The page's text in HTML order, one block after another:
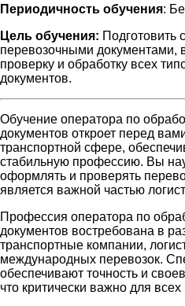
Периодичность обучения:
Цель обучения: Подготовить
перевозочными документами,
проверку и обработку всех
документов.
Обучение оператора по
документов откроет перед
транспортной сфере,
стабильную профессию. Вы
оформлять и проверять
является важной частью
Профессия оператора по
документов востребована в
транспортные компании,
международных перевозок.
обеспечивают точность и
что критически важно для